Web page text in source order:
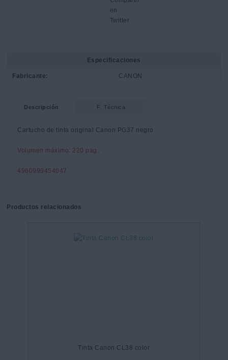
Especificaciones
Fabricante: CANON
Descripción F. Técnica
Cartucho de tinta original Canon PG37 negro
Volumen máximo: 220 pag.
4960999454047
Productos relacionados
Tinta Canon CL38 color